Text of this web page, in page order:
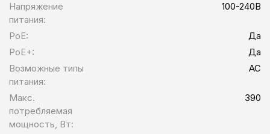
Напряжение
питания:
100-240В
PoE:
Да
PoE+:
Да
Возможные типы
питания:
AC
Макс.
потребляемая
мощность, Вт:
390